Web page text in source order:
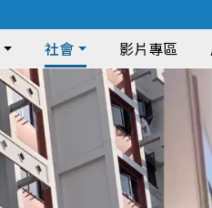
社會 影片專區